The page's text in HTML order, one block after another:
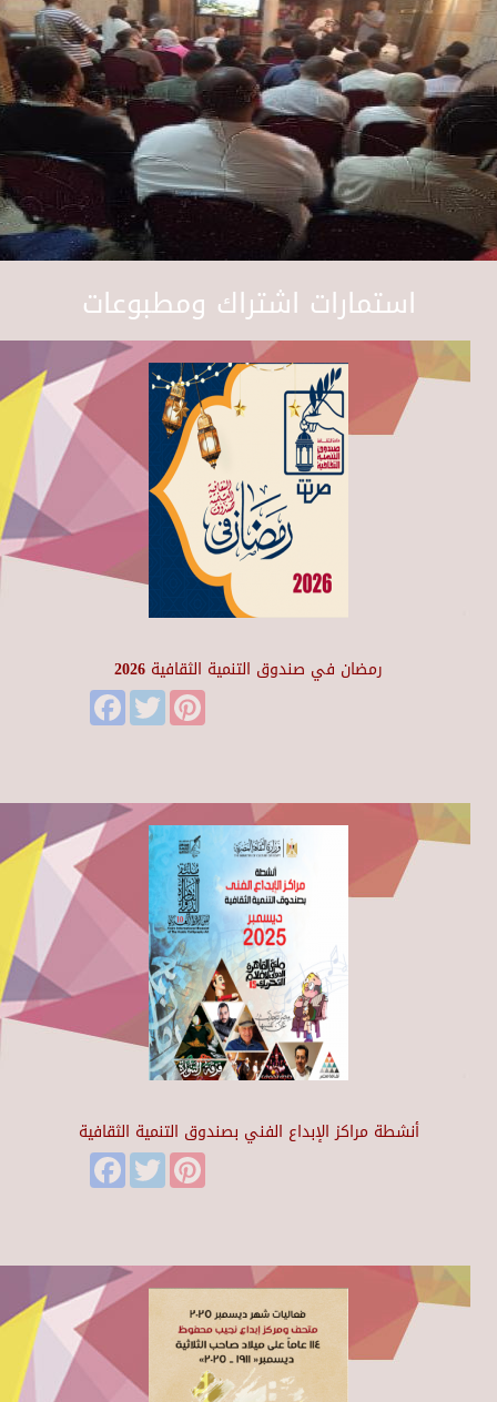
استمارات اشتراك ومطبوعات
رمضان في صندوق التنمية الثقافية 2026
FacebookTwitter
أنشطة مراكز الإبداع الفني بصندوق التنمية الثقافية
FacebookTwitter